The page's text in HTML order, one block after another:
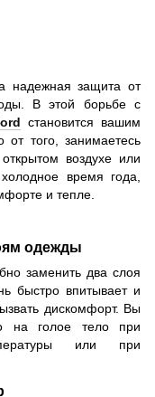
надежная защита от
В этой борьбе с
становится вашим
того, занимаетесь
воздухе или
время года,
и тепле.
одежды
заменить два слоя
быстро впитывает и
дискомфорт. Вы
на голое тело при
или при